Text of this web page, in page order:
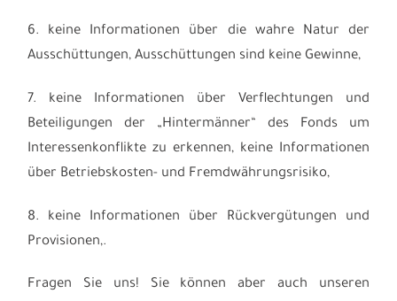
6. keine Informationen über die wahre Natur der
Ausschüttungen, Ausschüttungen sind keine Gewinne,
7. keine Informationen über Verflechtungen und
Beteiligungen der „Hintermänner“ des Fonds um
Interessenkonflikte zu erkennen, keine Informationen
über Betriebskosten- und Fremdwährungsrisiko,
8. keine Informationen über Rückvergütungen und
Provisionen,.
Fragen Sie uns! Sie können aber auch unseren